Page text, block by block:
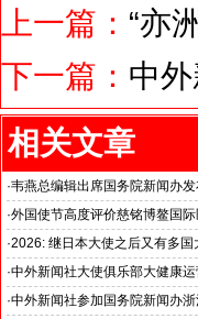
上一篇： “亦
下一篇： 中
相关文章
·韦燕总编辑出席国务院新闻办发
关注海关总署“十五五”时期守好国
·外国使节高度评价慈铭博鳌国
·2026: 继日本大使之后又有多国
国之交在于民相亲, 民相亲在于
·中外新闻社大使俱乐部大健康
·中外新闻社参加国务院新闻办